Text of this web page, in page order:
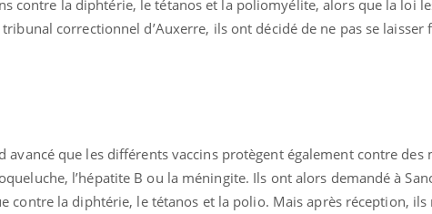
contre la diphtérie, le tétanos et la poliomyélite, alors que la loi
correctionnel d’Auxerre, ils ont décidé de ne pas se laisser
avancé que les différents vaccins protègent également contre des
l’hépatite B ou la méningite. Ils ont alors demandé à
contre la diphtérie, le tétanos et la polio. Mais après réception, ils